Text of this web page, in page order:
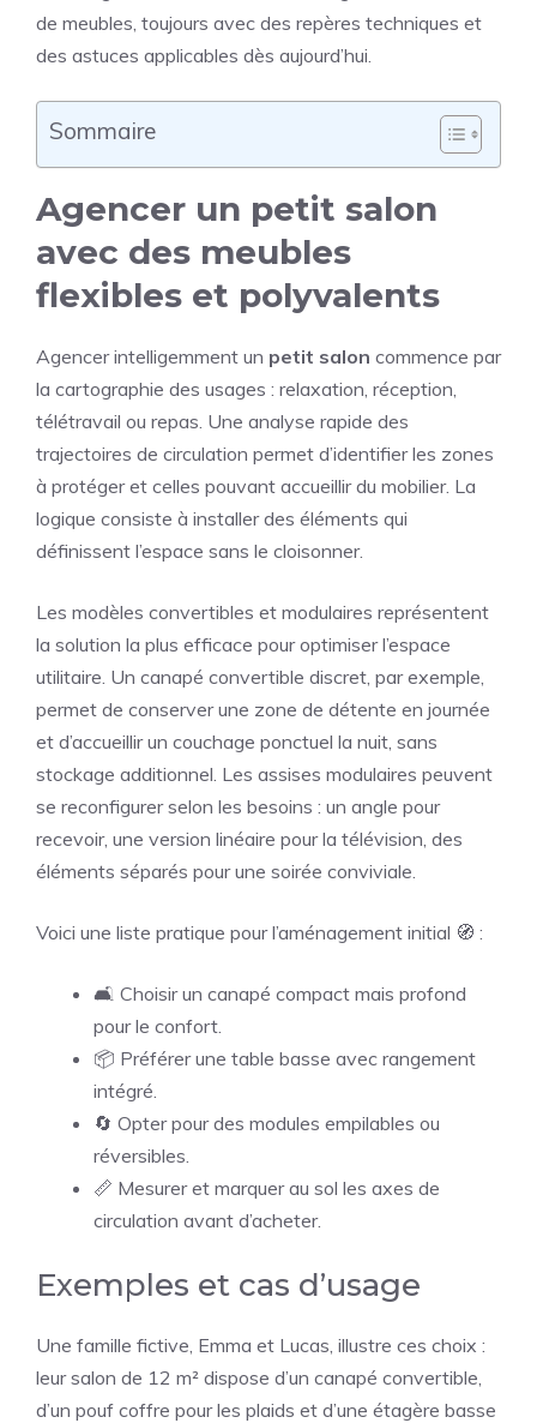
de meubles, toujours avec des repères techniques et
des astuces applicables dès aujourd’hui.
Sommaire
Agencer un petit salon
avec des meubles
flexibles et polyvalents
Agencer intelligemment un petit salon commence par
la cartographie des usages : relaxation, réception,
télétravail ou repas. Une analyse rapide des
trajectoires de circulation permet d’identifier les zones
à protéger et celles pouvant accueillir du mobilier. La
logique consiste à installer des éléments qui
définissent l’espace sans le cloisonner.
Les modèles convertibles et modulaires représentent
la solution la plus efficace pour optimiser l’espace
utilitaire. Un canapé convertible discret, par exemple,
permet de conserver une zone de détente en journée
et d’accueillir un couchage ponctuel la nuit, sans
stockage additionnel. Les assises modulaires peuvent
se reconfigurer selon les besoins : un angle pour
recevoir, une version linéaire pour la télévision, des
éléments séparés pour une soirée conviviale.
Voici une liste pratique pour l’aménagement initial 🧭 :
🛋️ Choisir un canapé compact mais profond
pour le confort.
📦 Préférer une table basse avec rangement
intégré.
🔄 Opter pour des modules empilables ou
réversibles.
📏 Mesurer et marquer au sol les axes de
circulation avant d’acheter.
Exemples et cas d’usage
Une famille fictive, Emma et Lucas, illustre ces choix :
leur salon de 12 m² dispose d’un canapé convertible,
d’un pouf coffre pour les plaids et d’une étagère basse